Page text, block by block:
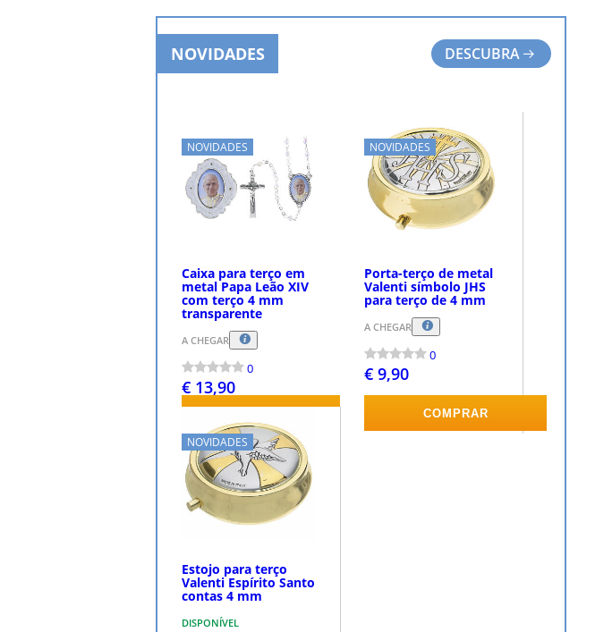
NOVIDADES DESCUBRA
NOVIDADES
Caixa para terço em
metal Papa Leão XIV
com terço 4 mm
transparente
A CHEGAR
0
€ 13,90
NOVIDADES
Porta-terço de metal
Valenti símbolo JHS
para terço de 4 mm
A CHEGAR
0
€ 9,90
COMPRAR
NOVIDADES
Estojo para terço
Valenti Espírito Santo
contas 4 mm
DISPONÍVEL